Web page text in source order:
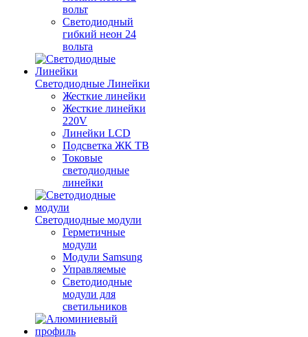
вольт
Светодиодный
гибкий неон 24
вольта
Светодиодные Линейки
Жесткие линейки
Жесткие линейки
220V
Линейки LCD
Подсветка ЖК ТВ
Токовые
светодиодные
линейки
Светодиодные модули
Герметичные
модули
Модули Samsung
Управляемые
Светодиодные
модули для
светильников